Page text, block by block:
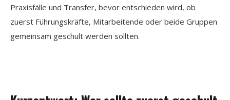
Praxisfälle und Transfer, bevor entschieden wird, ob
zuerst Führungskräfte, Mitarbeitende oder beide Gruppen
gemeinsam geschult werden sollten.